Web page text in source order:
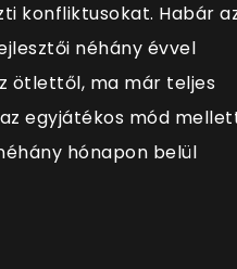
konfliktusokat. Habár
néhány évvel
ötlettől, ma már teljes
egyjátékos mód
hónapon belül